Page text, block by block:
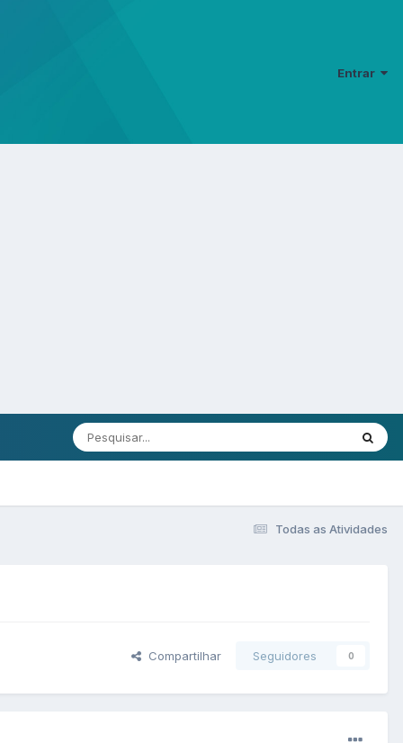
Entrar
Todas as Atividades
Compartilhar Seguidores 0